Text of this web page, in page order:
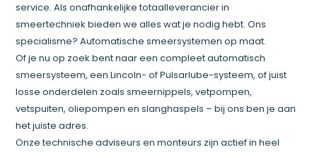
service. Als onafhankelijke totaalleverancier in
smeertechniek bieden we alles wat je nodig hebt. Ons
specialisme? Automatische smeersystemen op maat.
Of je nu op zoek bent naar een compleet automatisch
smeersysteem, een Lincoln- of Pulsarlube-systeem, of juist
losse onderdelen zoals smeernippels, vetpompen,
vetspuiten, oliepompen en slanghaspels – bij ons ben je aan
het juiste adres.
Onze technische adviseurs en monteurs zijn actief in heel